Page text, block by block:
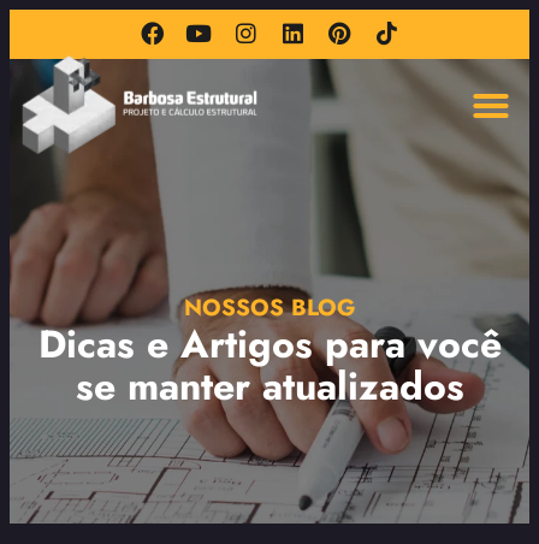
NOSSOS BLOG
Dicas e Artigos para você
se manter atualizados